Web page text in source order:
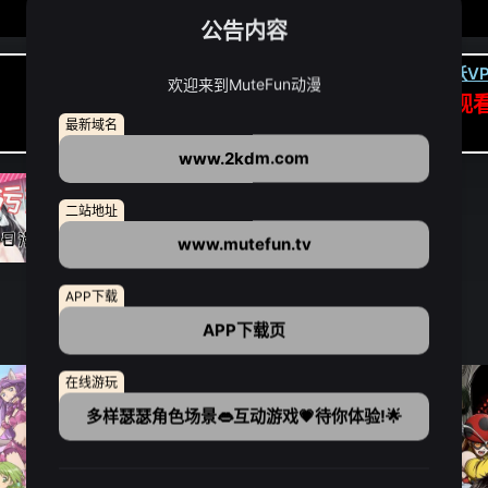
卡顿请翻墙(亚洲节点优先): 下载虎跃
APP高速专线可前往APP观
点我下载APP（仅安卓/苹果暂无）
公告内容
欢迎来到MuteFun动漫
最新域名
www.2kdm.com
二站地址
www.mutefun.tv
APP下载
APP下载页
在线游玩
多样瑟瑟角色场景👄互动游戏💗待你体验!🌟